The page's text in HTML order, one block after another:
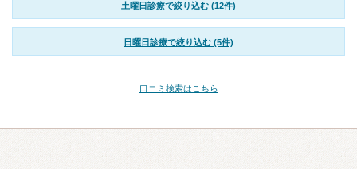
土曜日診療で絞り込む (12件)
日曜日診療で絞り込む (5件)
口コミ検索はこちら